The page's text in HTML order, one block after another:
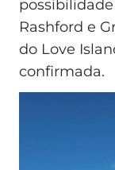
Rashford e
do Love
confirmada.